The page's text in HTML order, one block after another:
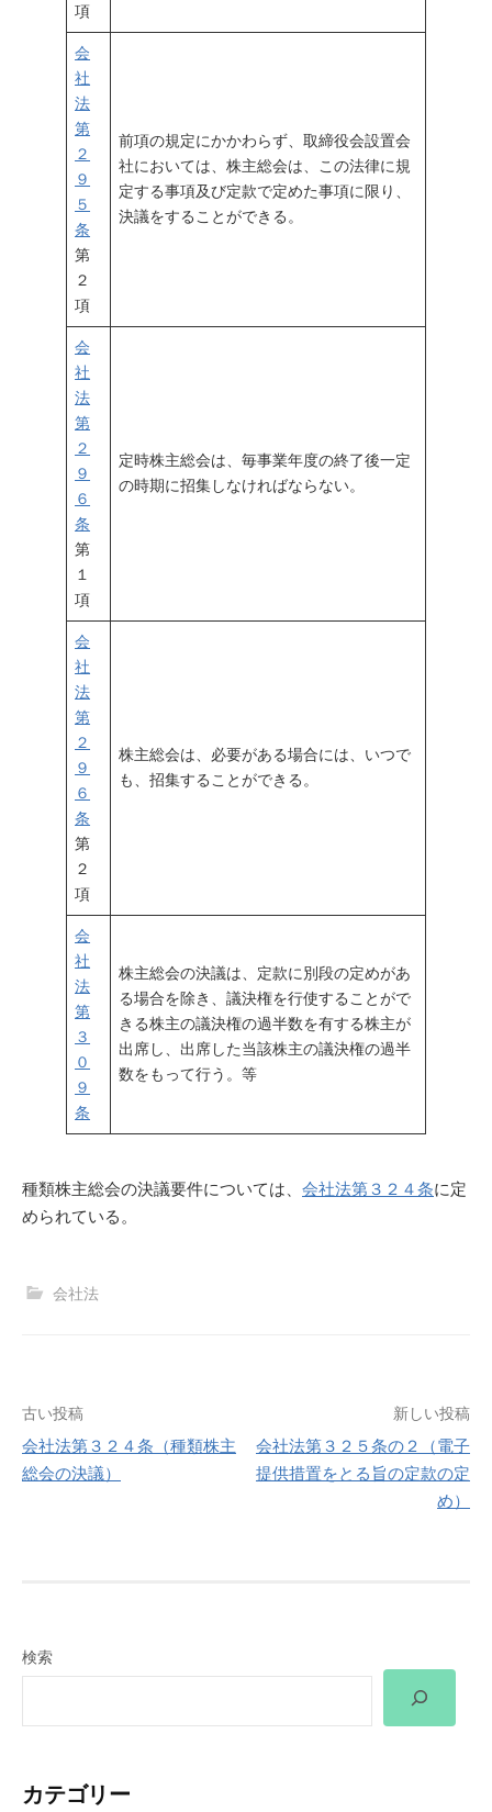
項
会
社
法
第
２
９
５
条
第
２
項
前項の規定にかかわらず、取締役会設置会
社においては、株主総会は、この法律に規
定する事項及び定款で定めた事項に限り、
決議をすることができる。
会
社
法
第
２
９
６
条
第
１
項
定時株主総会は、毎事業年度の終了後一定
の時期に招集しなければならない。
会
社
法
第
２
９
６
条
第
２
項
株主総会は、必要がある場合には、いつで
も、招集することができる。
会
社
法
第
３
０
９
条
株主総会の決議は、定款に別段の定めがあ
る場合を除き、議決権を行使することがで
きる株主の議決権の過半数を有する株主が
出席し、出席した当該株主の議決権の過半
数をもって行う。等
種類株主総会の決議要件については、 会社法第３２４条に定
められている。
会社法
投
稿
ー
ン
古い投稿
会社法第３２４条（種類株主
総会の決議）
新しい投稿
会社法第３２５条の２（電子
提供措置をとる旨の定款の定
め）
検索
カテゴリー